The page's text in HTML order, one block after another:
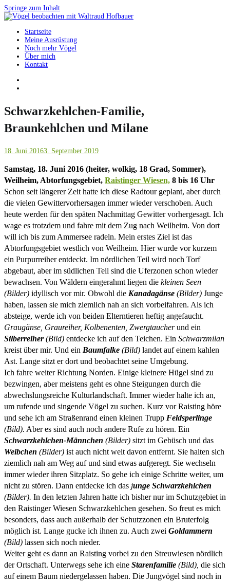
Springe zum Inhalt
Vögel beobachten mit Waltraud Hofbauer
Startseite
Meine Ausrüstung
Noch mehr Vögel
Über mich
Kontakt
Schwarzkehlchen-Familie,
Braunkehlchen und Milane
18. Juni 20163. September 2019
Samstag, 18. Juni 2016 (heiter, wolkig, 18 Grad, Sommer),
Weilheim, Abtorfungsgebiet, Raistinger Wiesen, 8 bis 16 Uhr
Schon seit längerer Zeit hatte ich diese Radtour geplant, aber durch
die vielen Gewittervorhersagen immer wieder verschoben. Auch
heute werden für den späten Nachmittag Gewitter vorhergesagt. Ich
wage es trotzdem und fahre mit dem Zug nach Weilheim. Von dort
will ich bis zum Ammersee radeln. Mein erstes Ziel ist das
Abtorfungsgebiet westlich von Weilheim. Hier wurde vor kurzem
ein Purpurreiher entdeckt. Im nördlichen Teil wird noch Torf
abgebaut, aber im südlichen Teil sind die Uferzonen schon wieder
bewachsen. Von Wäldern eingerahmt liegen die kleinen Seen
(Bilder) idyllisch vor mir. Obwohl die Kanadagänse (Bilder) Junge
haben, lassen sie mich ziemlich nah an sich vorbeifahren. Als ich
absteige, werde ich von beiden Elterntieren heftig angefaucht.
Graugänse, Graureiher, Kolbenenten, Zwergtaucherund ein
Silberreiher(Bild) entdecke ich auf den Teichen. Ein Schwarzmilan
kreist über mir. Und ein Baumfalke (Bild) landet auf einem kahlen
Ast. Lange sitzt er dort und beobachtet seine Umgebung.
Ich fahre weiter Richtung Norden. Einige kleinere Hügel sind zu
bezwingen, aber meistens geht es ohne Steigungen durch die
abwechslungsreiche Kulturlandschaft. Immer wieder halte ich an,
um rufende und singende Vögel zu suchen. Kurz vor Raisting höre
und sehe ich am Straßenrand einen kleinen Trupp Feldsperlinge
(Bild). Aber es sind auch noch andere Rufe zu hören. Ein
Schwarzkehlchen-Männchen (Bilder) sitzt im Gebüsch und das
Weibchen (Bilder) ist auch nicht weit davon entfernt. Sie halten sich
ziemlich nah am Weg auf und sind etwas aufgeregt. Sie wechseln
immer wieder ihren Sitzplatz. So gehe ich einige Schritte weiter, um
nicht zu stören. Dann entdecke ich das junge Schwarzkehlchen
(Bilder). In den letzten Jahren hatte ich bisher nur im Schutzgebiet in
den Raistinger Wiesen Schwarzkehlchen gesehen. So freut es mich
besonders, dass auch außerhalb der Schutzzonen ein Bruterfolg
möglich ist. Lange gucke ich ihnen zu. Auch zwei Goldammern
(Bild) lassen sich noch nieder.
Weiter geht es dann an Raisting vorbei zu den Streuwiesen nördlich
der Ortschaft. Unterwegs sehe ich eine Starenfamilie (Bild), die sich
auf einem Baum niedergelassen haben. Die Jungvögel sind noch in